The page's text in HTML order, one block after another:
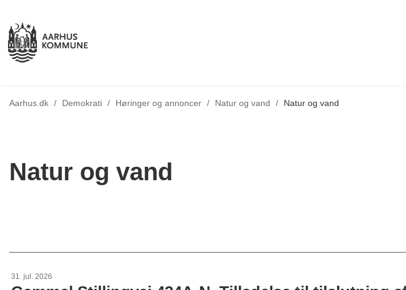
Aarhus.dk / Demokrati / Høringer og annoncer / Tilbage til
Natur og vand / Natur og vand
Natur og vand
31. jul. 2026